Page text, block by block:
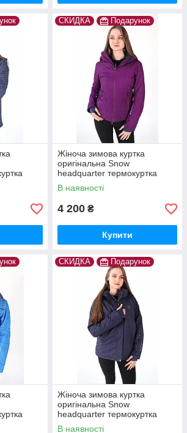
зиму
СКИДКА Подарунок
Жіноча зимова куртка
оригінальна Snow
headquarter термокуртка
гірськолижна тепла на зиму
В наявності
4 200 ₴
Купити
зиму
СКИДКА Подарунок
Жіноча зимова куртка
оригінальна Snow
headquarter термокуртка
гірськолижна тепла на зиму
В наявності